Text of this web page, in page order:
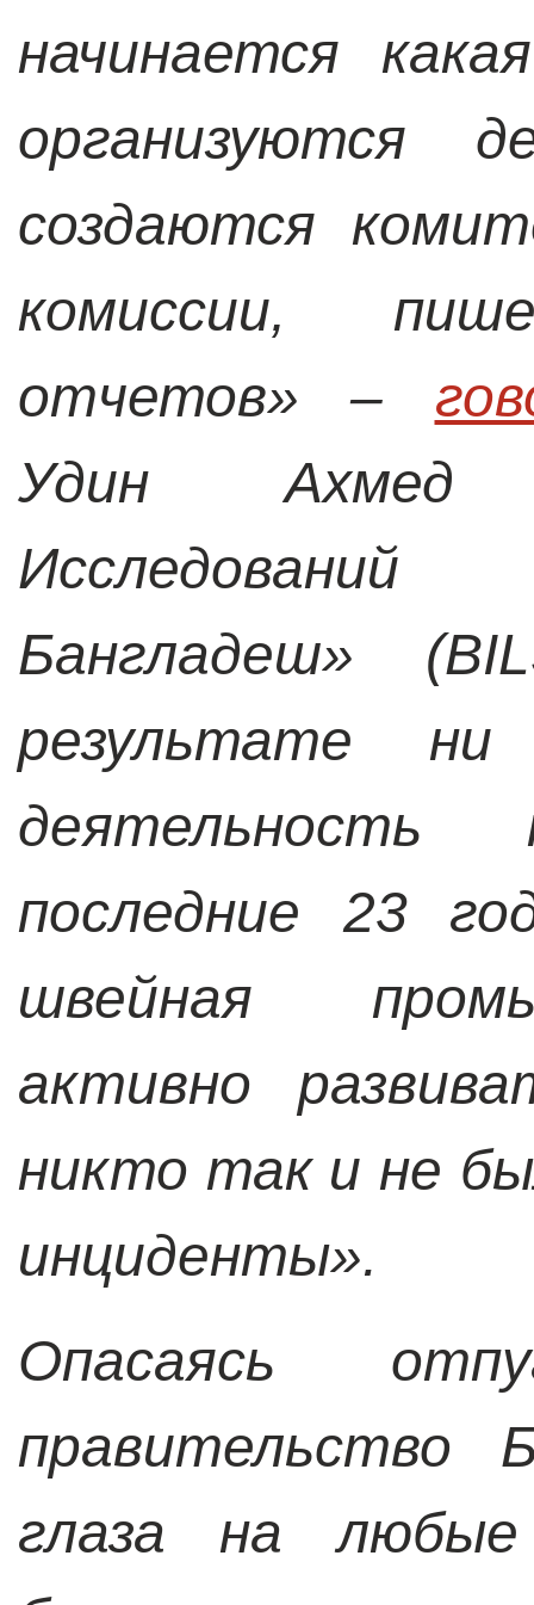
начинается
организуются
создаются
комиссии,
отчетов» –
Удин Ахмед
Бангладеш»
результате
последние 23
швейная
активно
никто так и не
инциденты».
Опасаясь
правительство
глаза на любые